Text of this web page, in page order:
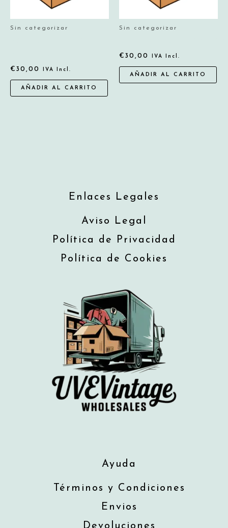
Sin categorizar
€ 30,00 IVA Incl.
AÑADIR AL CARRITO
Sin categorizar
€ 30,00 IVA Incl.
AÑADIR AL CARRITO
Enlaces Legales
Aviso Legal
Política de Privacidad
Política de Cookies
Ayuda
Términos y Condiciones
Envios